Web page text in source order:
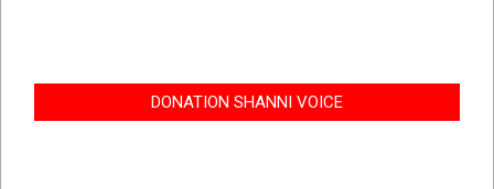
DONATION SHANNI VOICE